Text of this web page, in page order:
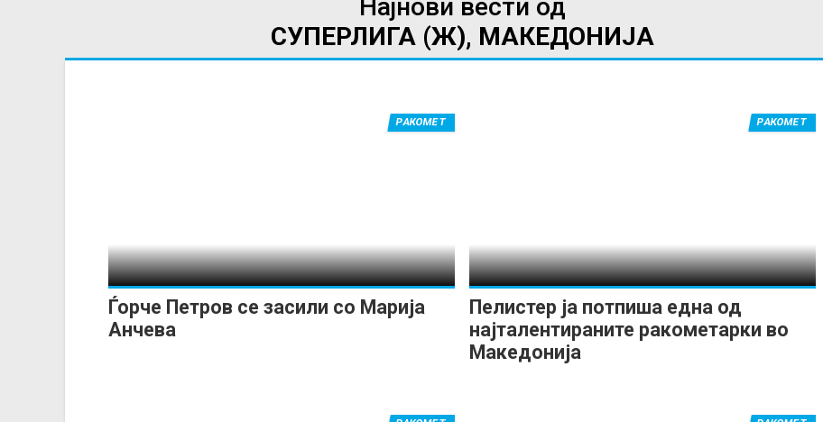
Најнови вести од
СУПЕРЛИГА (Ж), МАКЕДОНИЈА
Ѓорче Петров се засили со Марија
Анчева
РАКОМЕТ
Пелистер ја потпиша една од
најталентираните ракометарки во
Македонија
РАКОМЕТ